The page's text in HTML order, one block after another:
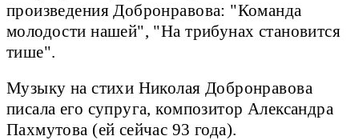
произведения Добронравова: "Команда
молодости нашей", "На трибунах становится
тише".
Музыку на стихи Николая Добронравова
писала его супруга, композитор Александра
Пахмутова (ей сейчас 93 года).